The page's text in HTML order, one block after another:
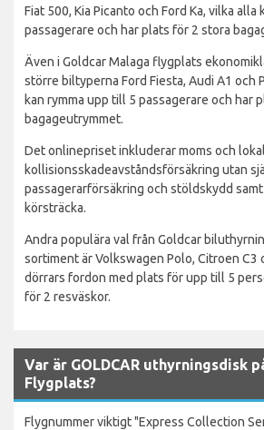
Fiat 500, Kia Picanto och Ford Ka, vilka alla
passagerare och har plats för 2 stora
Även i Goldcar Malaga flygplats
större biltyperna Ford Fiesta, Audi A1 och
kan rymma upp till 5 passagerare och har
bagageutrymmet.
Det onlinepriset inkluderar moms och
kollisionsskadeavståndsförsäkring utan
passagerarförsäkring och stöldskydd
körsträcka.
Andra populära val från Goldcar
sortiment är Volkswagen Polo, Citroen C3
dörrars fordon med plats för upp till 5
för 2 resväskor.
Var är GOLDCAR uthyrningsdisk
Flygplats?
Flygnummer viktigt "Express Collection